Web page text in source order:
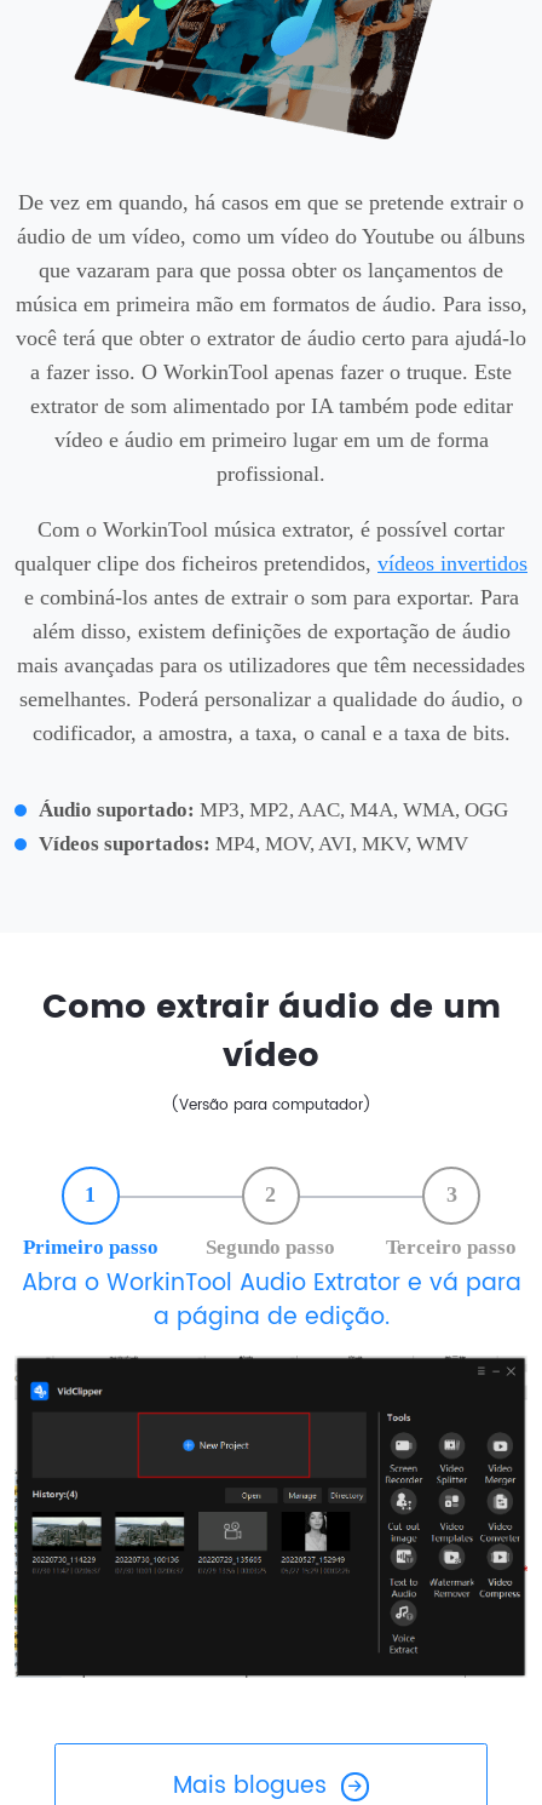
De vez em quando, há casos em que se pretende extrair o
áudio de um vídeo, como um vídeo do Youtube ou álbuns
que vazaram para que possa obter os lançamentos de
música em primeira mão em formatos de áudio. Para isso,
você terá que obter o extrator de áudio certo para ajudá-lo
a fazer isso. O WorkinTool apenas fazer o truque. Este
extrator de som alimentado por IA também pode editar
vídeo e áudio em primeiro lugar em um de forma
profissional.
Com o WorkinTool música extrator, é possível cortar
qualquer clipe dos ficheiros pretendidos, vídeos invertidos
e combiná-los antes de extrair o som para exportar. Para
além disso, existem definições de exportação de áudio
mais avançadas para os utilizadores que têm necessidades
semelhantes. Poderá personalizar a qualidade do áudio, o
codificador, a amostra, a taxa, o canal e a taxa de bits.
Áudio suportado: MP3, MP2, AAC, M4A, WMA, OGG
Vídeos suportados: MP4, MOV, AVI, MKV, WMV
Como extrair áudio de um
vídeo
(Versão para computador)
1
Primeiro passo
2
Segundo passo
3
Terceiro passo
Abra o WorkinTool Audio Extrator e vá para
a página de edição.
Mais blogues